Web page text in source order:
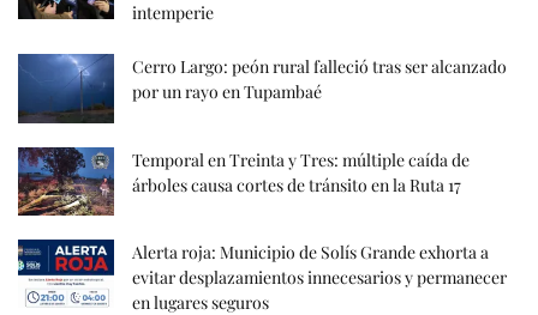
intemperie
Cerro Largo: peón rural falleció tras ser alcanzado
por un rayo en Tupambaé
Temporal en Treinta y Tres: múltiple caída de
árboles causa cortes de tránsito en la Ruta 17
Alerta roja: Municipio de Solís Grande exhorta a
evitar desplazamientos innecesarios y permanecer
en lugares seguros